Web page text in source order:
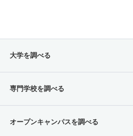
大学を調べる
専門学校を調べる
オープンキャンパスを調べる